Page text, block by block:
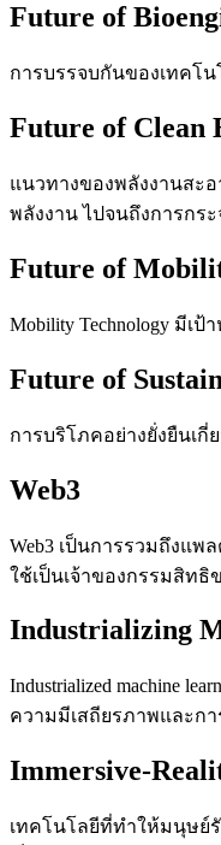
Future of
การบรรจบกันของเทคโ
Future of Clean
แนวทางของพลังงานสะ
พลังงาน ไปจนถึงการกร
Future of
Mobility Technology มี
Future of
การบริโภคอย่างยั่งยืนเ
Web3
Web3 เป็นการรวมถึงแ
ใช้เป็นเจ้าของกรรมสิทธิ
Industrializing
Industrialized machine
ความมีเสถียรภาพและก
Immersive-
เทคโนโลยีที่ทำให้มนุษย์